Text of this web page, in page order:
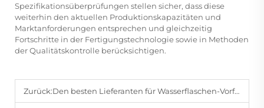
Spezifikationsüberprüfungen stellen sicher, dass diese
weiterhin den aktuellen Produktionskapazitäten und
Marktanforderungen entsprechen und gleichzeitig
Fortschritte in der Fertigungstechnologie sowie in Methoden
der Qualitätskontrolle berücksichtigen.
Zurück:Den besten Lieferanten für Wasserflaschen-Vorformlinge finden: Eine Checkliste für Einkäufer